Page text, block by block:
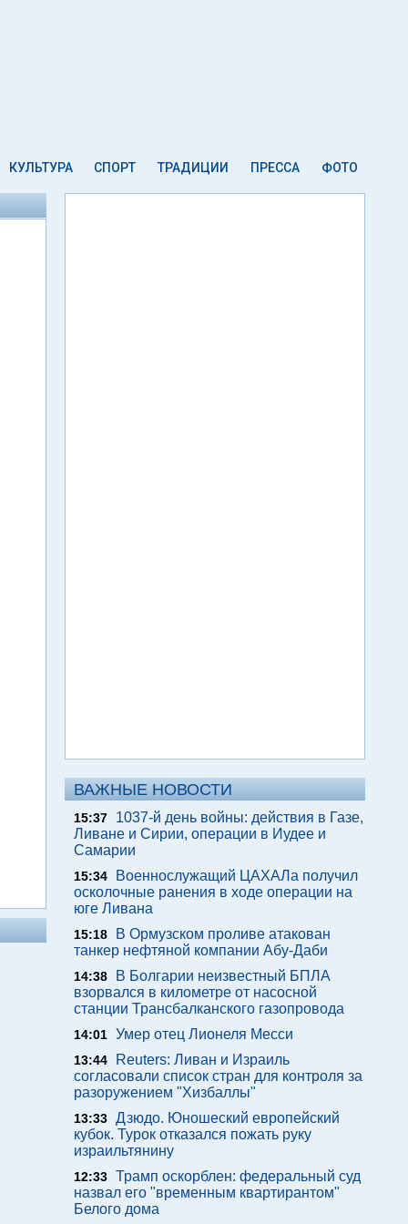
КУЛЬТУРА СПОРТ ТРАДИЦИИ ПРЕССА ФОТО
ВАЖНЫЕ НОВОСТИ
15:37
1037-й день войны: действия в Газе,
Ливане и Сирии, операции в Иудее и
Самарии
15:34
Военнослужащий ЦАХАЛа получил
осколочные ранения в ходе операции на
юге Ливана
15:18
В Ормузском проливе атакован
танкер нефтяной компании Абу-Даби
14:38
В Болгарии неизвестный БПЛА
взорвался в километре от насосной
станции Трансбалканского газопровода
14:01 Умер отец Лионеля Месси
13:44
Reuters: Ливан и Израиль
согласовали список стран для контроля за
разоружением "Хизбаллы"
13:33 Дзюдо. Юношеский европейский
кубок. Турок отказался пожать руку
израильтянину
12:33 Трамп оскорблен: федеральный суд
назвал его "временным квартирантом"
Белого дома